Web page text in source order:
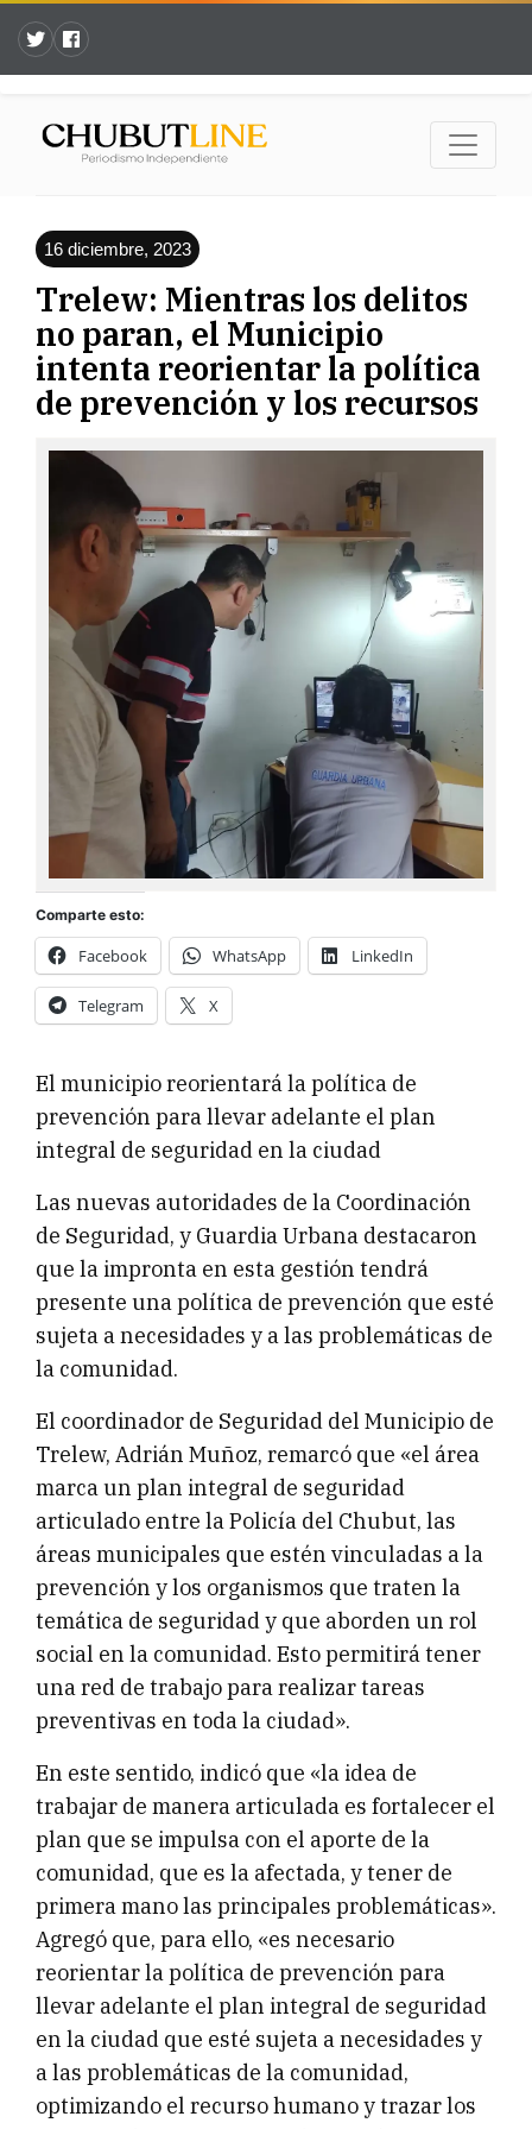
16 diciembre, 2023
Trelew: Mientras los delitos
no paran, el Municipio
intenta reorientar la política
de prevención y los recursos
Comparte esto:
Facebook WhatsApp LinkedIn
Telegram X
El municipio reorientará la política de
prevención para llevar adelante el plan
integral de seguridad en la ciudad
Las nuevas autoridades de la Coordinación
de Seguridad, y Guardia Urbana destacaron
que la impronta en esta gestión tendrá
presente una política de prevención que esté
sujeta a necesidades y a las problemáticas de
la comunidad.
El coordinador de Seguridad del Municipio de
Trelew, Adrián Muñoz, remarcó que «el área
marca un plan integral de seguridad
articulado entre la Policía del Chubut, las
áreas municipales que estén vinculadas a la
prevención y los organismos que traten la
temática de seguridad y que aborden un rol
social en la comunidad. Esto permitirá tener
una red de trabajo para realizar tareas
preventivas en toda la ciudad».
En este sentido, indicó que «la idea de
trabajar de manera articulada es fortalecer el
plan que se impulsa con el aporte de la
comunidad, que es la afectada, y tener de
primera mano las principales problemáticas».
Agregó que, para ello, «es necesario
reorientar la política de prevención para
llevar adelante el plan integral de seguridad
en la ciudad que esté sujeta a necesidades y
a las problemáticas de la comunidad,
optimizando el recurso humano y trazar los